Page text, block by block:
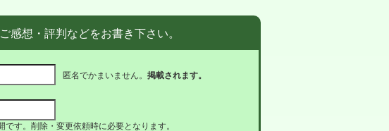
感想・評判などをお書き下さい。
匿名でかまいません。 掲載されます。
す。削除・変更依頼時に必要となります。